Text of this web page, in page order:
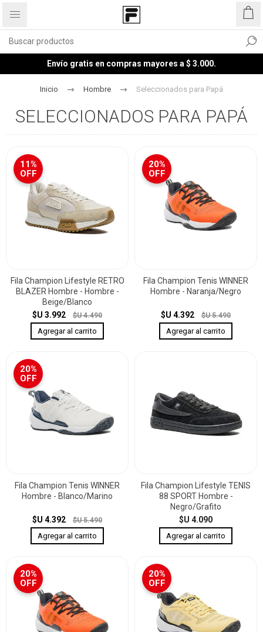
Envío gratis en compras mayores a $ 3.000.
Inicio Hombre Seleccionados para Papá
SELECCIONADOS PARA PAPÁ
11%
OFF
Fila Champion Lifestyle RETRO
BLAZER Hombre - Hombre -
Beige/Blanco
$U 3.992
$U 4.490
20%
OFF
Fila Champion Tenis WINNER
Hombre - Naranja/Negro
$U 4.392 $U 5.490
20%
OFF
Fila Champion Tenis WINNER
Hombre - Blanco/Marino
$U 4.392 $U 5.490
Fila Champion Lifestyle TENIS
88 SPORT Hombre -
Negro/Grafito
$U 4.090
20%
OFF
20%
OFF